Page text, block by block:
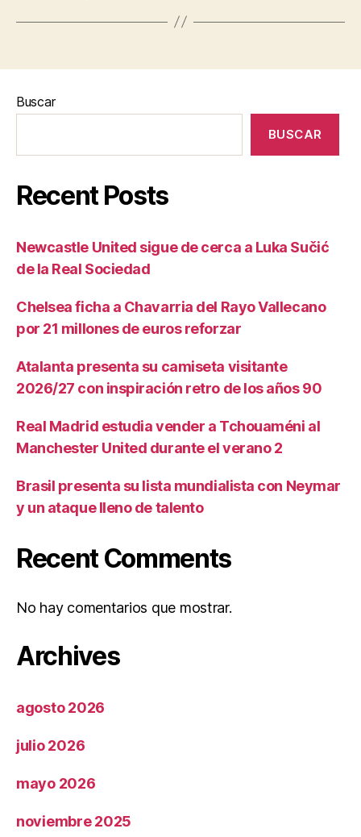
Buscar
BUSCAR
Recent Posts
Newcastle United sigue de cerca a Luka Sučić
de la Real Sociedad
Chelsea ficha a Chavarria del Rayo Vallecano
por 21 millones de euros reforzar
Atalanta presenta su camiseta visitante
2026/27 con inspiración retro de los años 90
Real Madrid estudia vender a Tchouaméni al
Manchester United durante el verano 2
Brasil presenta su lista mundialista con Neymar
y un ataque lleno de talento
Recent Comments
No hay comentarios que mostrar.
Archives
agosto 2026
julio 2026
mayo 2026
noviembre 2025